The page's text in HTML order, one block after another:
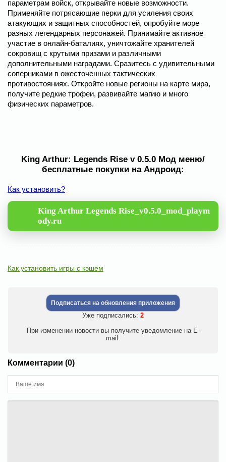
параметрам войск, открывайте новые возможности.
Применяйте потрясающие перки для усиления своих
атакующих и защитных способностей, опробуйте море
разных легендарных персонажей. Принимайте активное
участие в онлайн-баталиях, уничтожайте хранителей
сокровищ с крутыми призами и различными
дополнительными наградами. Сразитесь с удивительными
соперниками в ожесточенных тактических
противостояниях. Откройте новые регионы на карте мира,
получите редкие трофеи, развивайте магию и много
физических параметров.
King Arthur: Legends Rise v 0.5.0 Мод меню/
бесплатные покупки на Андроид:
Как установить?
King Arthur Legends Rise_v0.5.0_mod_playm
ody.ru
Как установить игры с кэшем
Подписаться на обновления приложения
Уже подписались: 2
При изменении новости вы получите уведомление на E-
mail.
Комментарии (0)